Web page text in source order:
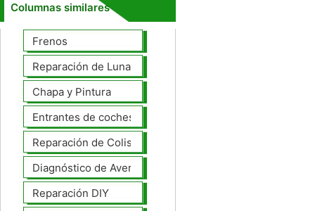
Columnas similares
Frenos
Reparación de Lunas
Chapa y Pintura
Entrantes de coches
Reparación de Colisiones
Diagnóstico de Averías
Reparación DIY